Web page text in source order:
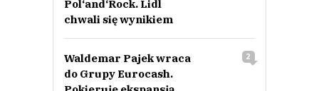
Pol‘and‘Rock. Lidl
chwali się wynikiem
Waldemar Pajek wraca
do Grupy Eurocash.
2